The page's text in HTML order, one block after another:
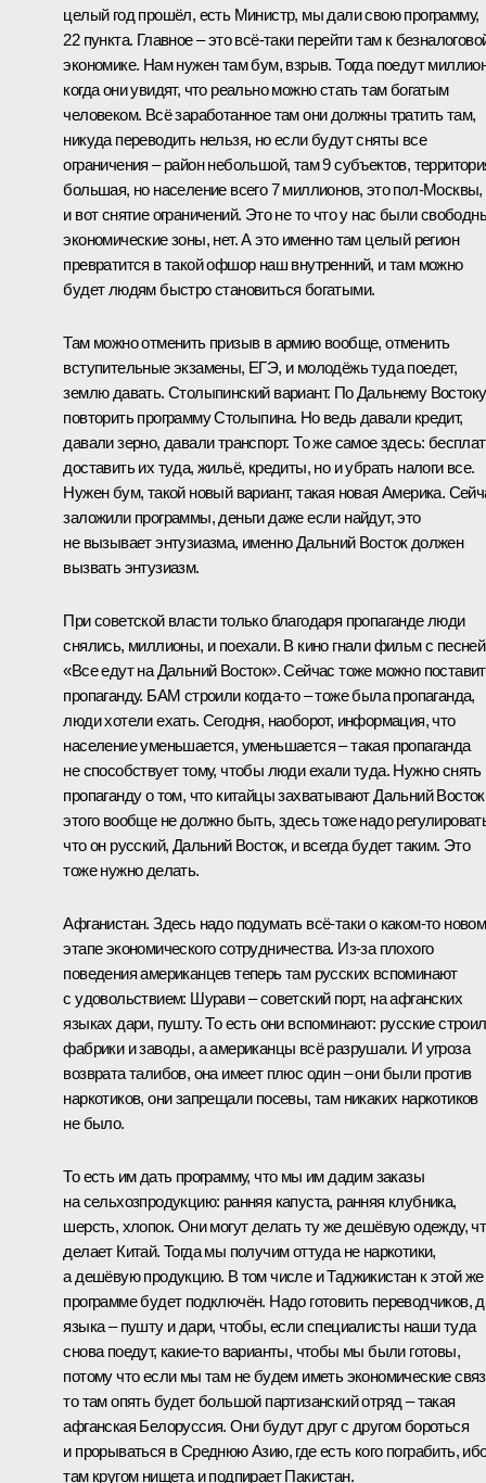
целый год прошёл, есть Министр, мы дали свою программу,
22 пункта. Главное – это всё‑таки перейти там к
экономике. Нам нужен там бум, взрыв. Тогда поедут
когда они увидят, что реально можно стать там богатым
человеком. Всё заработанное там они должны тратить там,
никуда переводить нельзя, но если будут сняты все
ограничения – район небольшой, там 9 субъектов,
большая, но население всего 7 миллионов, это пол‑Москвы,
и вот снятие ограничений. Это не то что у нас были
экономические зоны, нет. А это именно там целый регион
превратится в такой офшор наш внутренний, и там можно
будет людям быстро становиться богатыми.
Там можно отменить призыв в армию вообще, отменить
вступительные экзамены, ЕГЭ, и молодёжь туда поедет,
землю давать. Столыпинский вариант. По Дальнему Востоку
повторить программу Столыпина. Но ведь давали кредит,
давали зерно, давали транспорт. То же самое здесь:
доставить их туда, жильё, кредиты, но и убрать налоги все.
Нужен бум, такой новый вариант, такая новая Америка.
заложили программы, деньги даже если найдут, это
не вызывает энтузиазма, именно Дальний Восток должен
вызвать энтузиазм.
При советской власти только благодаря пропаганде люди
снялись, миллионы, и поехали. В кино гнали фильм с песней
«Все едут на Дальний Восток». Сейчас тоже можно
пропаганду. БАМ строили когда‑то – тоже была пропаганда,
люди хотели ехать. Сегодня, наоборот, информация, что
население уменьшается, уменьшается – такая пропаганда
не способствует тому, чтобы люди ехали туда. Нужно снять
пропаганду о том, что китайцы захватывают Дальний
этого вообще не должно быть, здесь тоже надо
что он русский, Дальний Восток, и всегда будет таким. Это
тоже нужно делать.
Афганистан. Здесь надо подумать всё‑таки о каком‑то новом
этапе экономического сотрудничества. Из‑за плохого
поведения американцев теперь там русских вспоминают
с удовольствием: Шурави – советский порт, на афганских
языках дари, пушту. То есть они вспоминают: русские
фабрики и заводы, а американцы всё разрушали. И угроза
возврата талибов, она имеет плюс один – они были против
наркотиков, они запрещали посевы, там никаких наркотиков
не было.
То есть им дать программу, что мы им дадим заказы
на сельхозпродукцию: ранняя капуста, ранняя клубника,
шерсть, хлопок. Они могут делать ту же дешёвую одежду,
делает Китай. Тогда мы получим оттуда не наркотики,
а дешёвую продукцию. В том числе и Таджикистан к этой же
программе будет подключён. Надо готовить переводчиков,
языка – пушту и дари, чтобы, если специалисты наши туда
снова поедут, какие‑то варианты, чтобы мы были готовы,
потому что если мы там не будем иметь экономические
то там опять будет большой партизанский отряд – такая
афганская Белоруссия. Они будут друг с другом бороться
и прорываться в Среднюю Азию, где есть кого пограбить,
там кругом нищета и подпирает Пакистан.